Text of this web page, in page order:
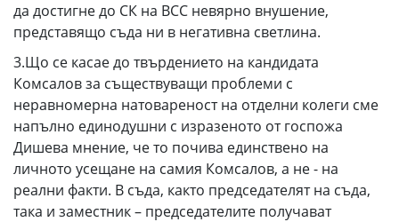
да достигне до СК на ВСС невярно внушение,
представящо съда ни в негативна светлина.
3.Що се касае до твърдението на кандидата
Комсалов за съществуващи проблеми с
неравномерна натовареност на отделни колеги сме
напълно единодушни с изразеното от госпожа
Дишева мнение, че то почива единствено на
личното усещане на самия Комсалов, а не - на
реални факти. В съда, както председателят на съда,
така и заместник – председателите получават